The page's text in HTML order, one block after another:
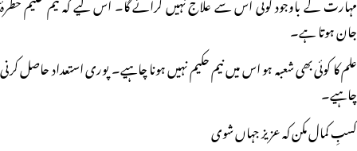
جان ہوتا ہے۔
علم کا کوئی بھی شعبہ ہو اس میں نیم حکیم نہیں ہونا چاہیے۔ پوری استعداد حاصل کرنی
چاہیے۔
کسبِ کمال مکن کہ عزیز جہاں شوی